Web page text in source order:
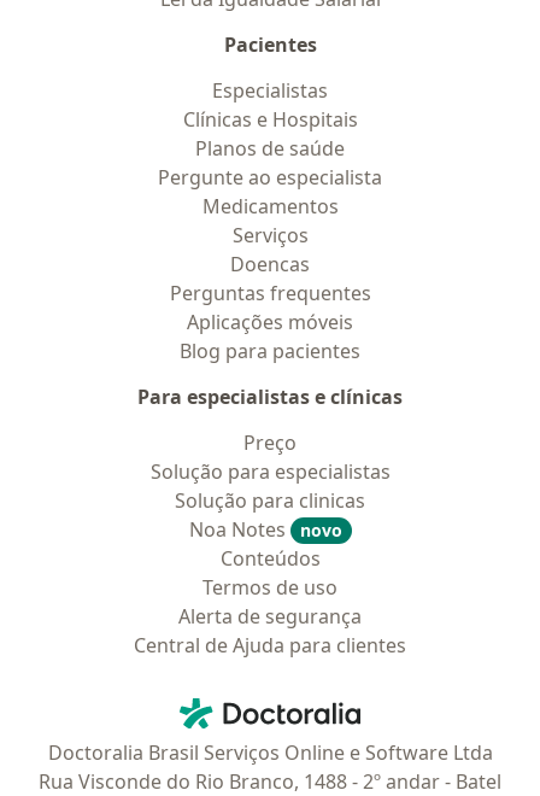
Pacientes
Especialistas
Clínicas e Hospitais
Planos de saúde
Pergunte ao especialista
Medicamentos
Serviços
Doencas
Perguntas frequentes
Aplicações móveis
Blog para pacientes
Para especialistas e clínicas
Preço
Solução para especialistas
Solução para clinicas
Noa Notes
novo
Conteúdos
Termos de uso
Alerta de segurança
Central de Ajuda para clientes
Doctoralia - Homepage
Doctoralia Brasil Serviços Online e Software Ltda
Rua Visconde do Rio Branco, 1488 - 2º andar - Batel